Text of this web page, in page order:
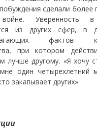
сделали более
Уверенность
из других сфер, в
фактов
при котором
лучше другому. «Я хочу
один четырехлетний
закапывает других».